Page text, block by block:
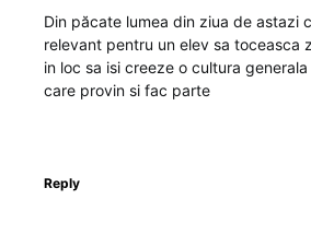
Din păcate lumea din ziua de astazi
relevant pentru un elev sa toceasca
in loc sa isi creeze o cultura
care provin si fac parte
Reply